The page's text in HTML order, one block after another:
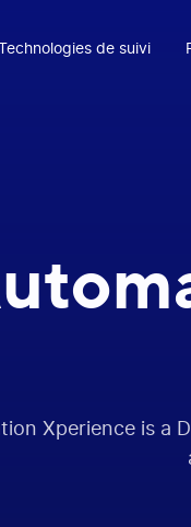
de suivi
Xperience is a